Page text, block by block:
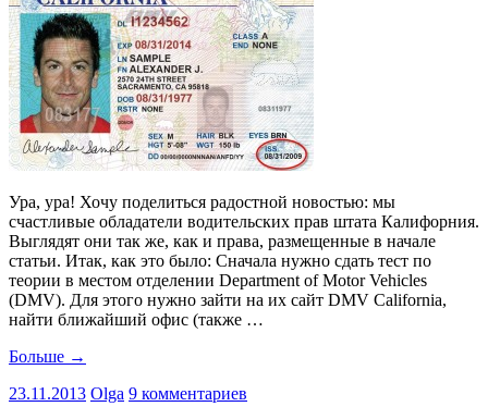
Ура, ура! Хочу поделиться радостной новостью: мы
счастливые обладатели водительских прав штата Калифорния.
Выглядят они так же, как и права, размещенные в начале
статьи. Итак, как это было: Сначала нужно сдать тест по
теории в местом отделении Department of Motor Vehicles
(DMV). Для этого нужно зайти на их сайт DMV California,
найти ближайший офис (также …
Больше →
23.11.2013 Olga 9 комментариев